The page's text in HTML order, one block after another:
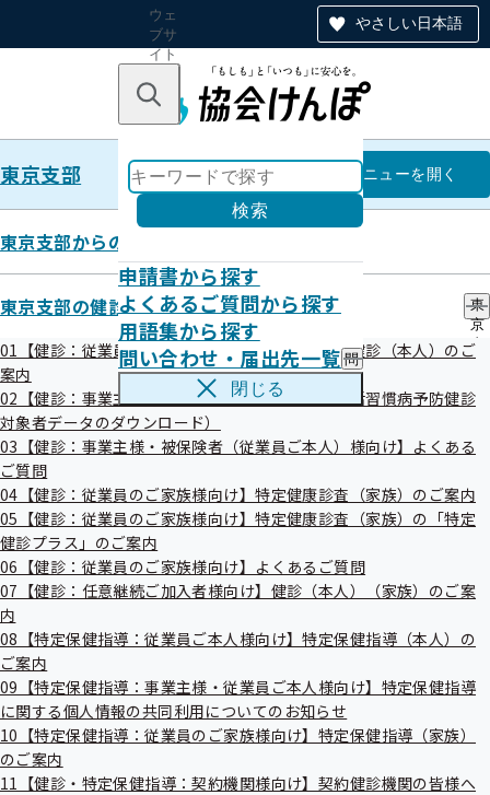
やさしい日本語
ウェ
ブサ
イト
のナ
ン
キーワードで探す
検索
申請書から探す
よくあるご質問から探す
用語集から探す
問い合わせ・届出先一覧 問
い
せ
・
出
先
の
サ
メ
ー
閉じる
東京支部 東京支部
メニューを開く
東京支部からのお知らせ
東京支部の健診・保健指導のご案内
東
京
支
部
健
・
指
導
内
サ
メ
ニ
01【健診：従業員ご本人様向け】生活習慣病予防健診（本人）のご
案内
02【健診：事業主様向け】情報提供サービス（生活習慣病予防健診
対象者データのダウンロード）
03【健診：事業主様・被保険者（従業員ご本人）様向け】よくある
ご質問
04【健診：従業員のご家族様向け】特定健康診査（家族）のご案内
05【健診：従業員のご家族様向け】特定健康診査（家族）の「特定
健診プラス」のご案内
06【健診：従業員のご家族様向け】よくあるご質問
07【健診：任意継続ご加入者様向け】健診（本人）（家族）のご案
内
08【特定保健指導：従業員ご本人様向け】特定保健指導（本人）の
ご案内
09【特定保健指導：事業主様・従業員ご本人様向け】特定保健指導
に関する個人情報の共同利用についてのお知らせ
10【特定保健指導：従業員のご家族様向け】特定保健指導（家族）
のご案内
11【健診・特定保健指導：契約機関様向け】契約健診機関の皆様へ
令和8年度第1回東京支部評議会
開催案内
令和8年度第1回東京支部評議会を開催いた
します
標記について、次のとおり開催することとなりましたのでお
知らせいたします。
日時
令和8年5月18日（月曜日） 午後3時～午後5時（予定）